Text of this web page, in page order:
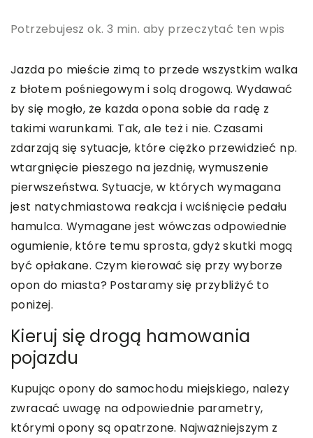
Potrzebujesz ok. 3 min. aby przeczytać ten wpis
Jazda po mieście zimą to przede wszystkim walka
z błotem pośniegowym i solą drogową. Wydawać
by się mogło, że każda opona sobie da radę z
takimi warunkami. Tak, ale też i nie. Czasami
zdarzają się sytuacje, które ciężko przewidzieć np.
wtargnięcie pieszego na jezdnię, wymuszenie
pierwszeństwa. Sytuacje, w których wymagana
jest natychmiastowa reakcja i wciśnięcie pedału
hamulca. Wymagane jest wówczas odpowiednie
ogumienie, które temu sprosta, gdyż skutki mogą
być opłakane. Czym kierować się przy wyborze
opon do miasta? Postaramy się przybliżyć to
poniżej.
Kieruj się drogą hamowania
pojazdu
Kupując opony do samochodu miejskiego, należy
zwracać uwagę na odpowiednie parametry,
którymi opony są opatrzone. Najważniejszym z